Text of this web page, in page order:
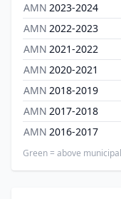
AMN 2023-2024
AMN 2022-2023
AMN 2021-2022
AMN 2020-2021
AMN 2018-2019
AMN 2017-2018
AMN 2016-2017
Green = above